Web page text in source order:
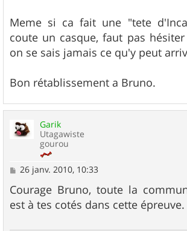
Meme si ca fait une "tete
coute un casque, faut pas
on se sais jamais ce qu'y peut
Bon rétablissement a Bruno.
Garik
Utagawiste
gourou
M
s
s
a
26 janv. 2010, 10:33
Courage Bruno, toute la
est à tes cotés dans cette épreuve.